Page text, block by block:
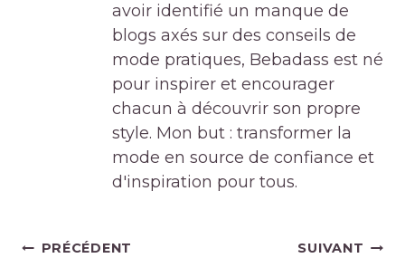
avoir identifié un manque de
blogs axés sur des conseils de
mode pratiques, Bebadass est né
pour inspirer et encourager
chacun à découvrir son propre
style. Mon but : transformer la
mode en source de confiance et
d'inspiration pour tous.
Navigation
PRÉCÉDENT SUIVANT